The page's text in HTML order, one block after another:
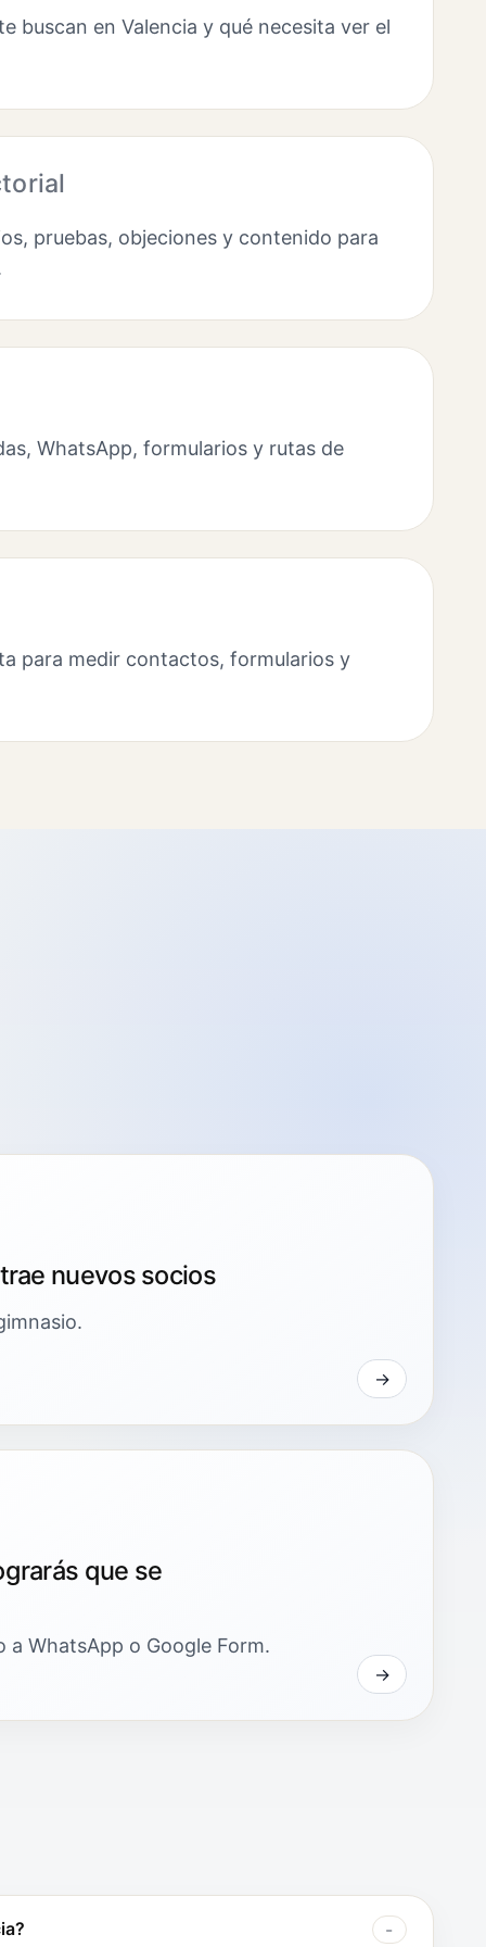
buscan en Valencia y qué necesita ver el
pruebas, objeciones y contenido para
WhatsApp, formularios y rutas de
para medir contactos, formularios y
nuevos socios
que se
a WhatsApp o Google Form.